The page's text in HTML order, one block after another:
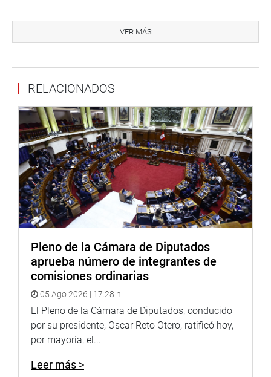
Constitución en la conformación del CNM, sino la
problemática se ha presentado por la falta de una
todos los que han sido nombrados irregularmente en el
“En conclusión, todos los sectores apoyan el proyecto de
reforma constitucional del Consejo Nacional de la
Magistratura, pero es necesario, como todo proyecto de
ley, realizar unos ajustes en su normatividad”, expresó el
legislador. (JON)
PRENSA-CONGRESO-29-8-18
y redes sociales.
Heraldo: goo.gl/Ty5Tto
Portal: http://www.congreso.gob.pe/
Facebook:https://goo.gl/s5t7XN
Twitter:https://goo.gl/iMywRR
VER MÁS
RELACIONADOS
Pleno de la Cámara de Diputados
aprueba número de integrantes de
comisiones ordinarias
05 Ago 2026 | 17:28 h
El Pleno de la Cámara de Diputados, conducido
por su presidente, Oscar Reto Otero, ratificó hoy,
por mayoría, el...
Leer más >